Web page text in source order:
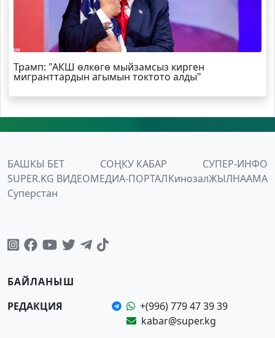
Трамп: "АКШ өлкөгө мыйзамсыз кирген
мигранттардын агымын токтото алды"
БАШКЫ БЕТ СОҢКУ КАБАР
СУПЕР-ИНФО
SUPER.KG ВИДЕОМЕДИА-ПОРТАЛКинозалЖЫЛНААМА
Суперстан
БАЙЛАНЫШ
РЕДАКЦИЯ
+(996) 779 47 39 39
kabar@super.kg